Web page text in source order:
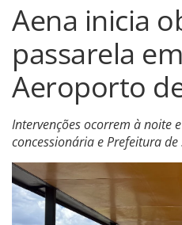
Aena inicia
passarela
Aeroporto
Intervenções ocorrem à noite
concessionária e Prefeitura de